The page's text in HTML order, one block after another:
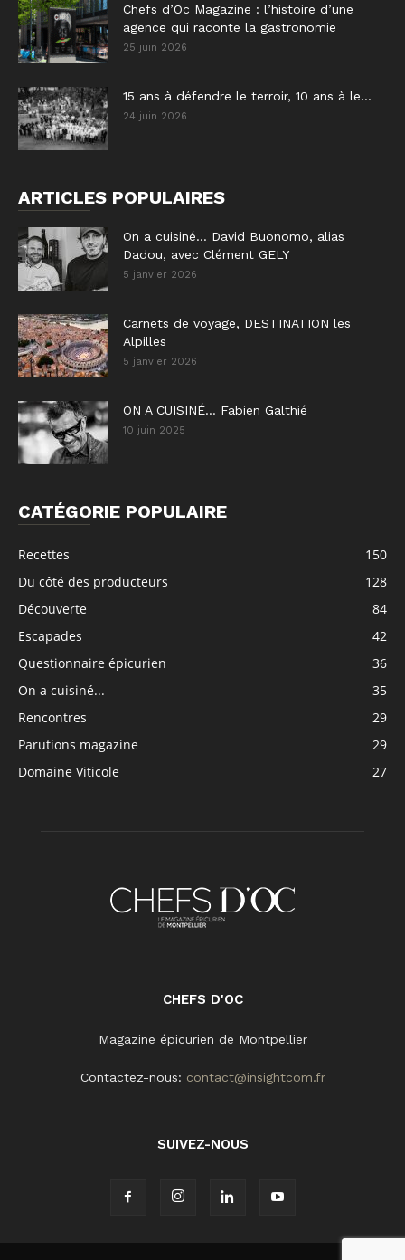
Chefs d’Oc Magazine : l’histoire d’une
agence qui raconte la gastronomie
25 juin 2026
15 ans à défendre le terroir, 10 ans à le...
24 juin 2026
ARTICLES POPULAIRES
On a cuisiné… David Buonomo, alias
Dadou, avec Clément GELY
5 janvier 2026
Carnets de voyage, DESTINATION les
Alpilles
5 janvier 2026
ON A CUISINÉ… Fabien Galthié
10 juin 2025
CATÉGORIE POPULAIRE
Recettes
150
Du côté des producteurs
128
Découverte
84
Escapades
42
Questionnaire épicurien
36
On a cuisiné...
35
Rencontres
29
Parutions magazine
29
Domaine Viticole
27
CHEFS D'OC
Magazine épicurien de Montpellier
Contactez-nous: contact@insightcom.fr
SUIVEZ-NOUS